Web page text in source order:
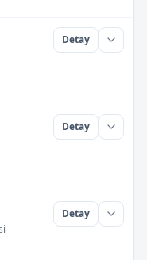
Detay
Detay
Detay